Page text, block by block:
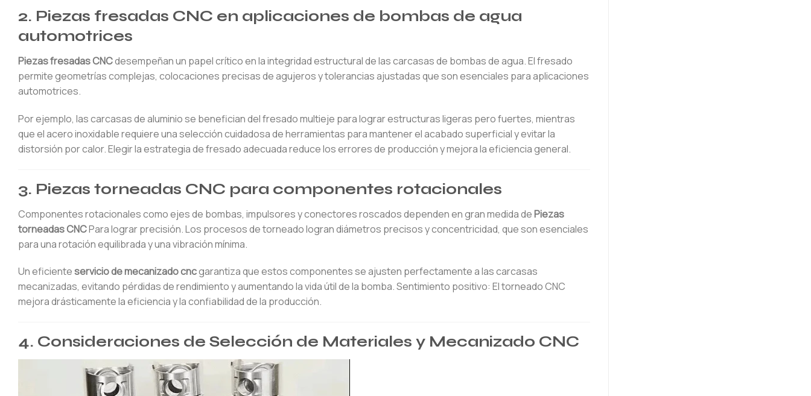
2. Piezas fresadas CNC en aplicaciones de bombas de agua
automotrices
Piezas fresadas CNCdesempeñan un papel crítico en la integridad estructural de las carcasas de bombas de agua. El fresado
permite geometrías complejas, colocaciones precisas de agujeros y tolerancias ajustadas que son esenciales para aplicaciones
automotrices.
Por ejemplo, las carcasas de aluminio se benefician del fresado multieje para lograr estructuras ligeras pero fuertes, mientras
que el acero inoxidable requiere una selección cuidadosa de herramientas para mantener el acabado superficial y evitar la
distorsión por calor. Elegir la estrategia de fresado adecuada reduce los errores de producción y mejora la eficiencia general.
3. Piezas torneadas CNC para componentes rotacionales
Componentes rotacionales como ejes de bombas, impulsores y conectores roscados dependen en gran medida dePiezas
torneadas CNCPara lograr precisión. Los procesos de torneado logran diámetros precisos y concentricidad, que son esenciales
para una rotación equilibrada y una vibración mínima.
Un eficienteservicio de mecanizado cncgarantiza que estos componentes se ajusten perfectamente a las carcasas
mecanizadas, evitando pérdidas de rendimiento y aumentando la vida útil de la bomba. Sentimiento positivo: El torneado CNC
mejora drásticamente la eficiencia y la confiabilidad de la producción.
4. Consideraciones de Selección de Materiales y Mecanizado CNC